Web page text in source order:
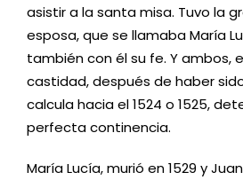
asistir a la santa misa. Tuvo la
esposa, que se llamaba María
también con él su fe. Y ambos,
castidad, después de haber
calcula hacia el 1524 o 1525,
perfecta continencia.
María Lucía, murió en 1529 y